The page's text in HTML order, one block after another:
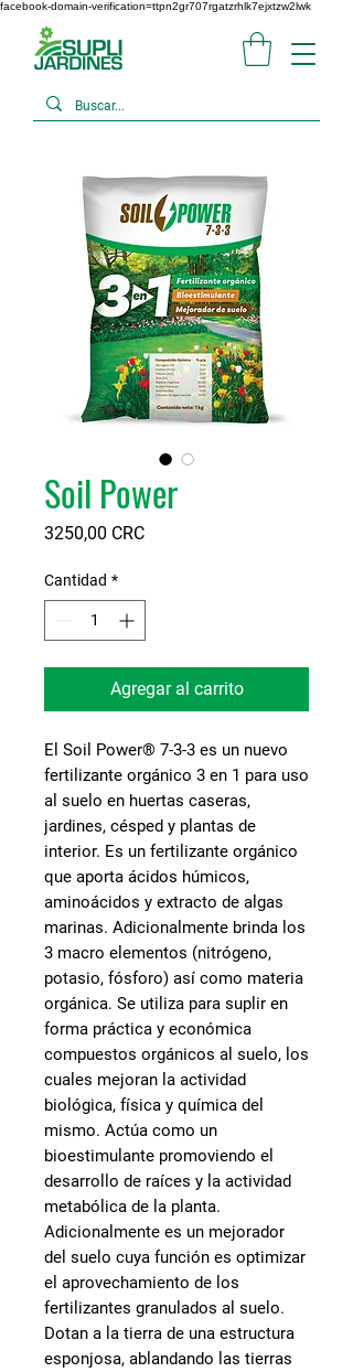
facebook-domain-verification=ttpn2gr707rgatzrhlk7ejxtzw2lwk
Soil Power
3250,00 CRCPrecio
Cantidad *
Agregar al carrito
El Soil Power® 7-3-3 es un nuevo
fertilizante orgánico 3 en 1 para uso
al suelo en huertas caseras,
jardines, césped y plantas de
interior. Es un fertilizante orgánico
que aporta ácidos húmicos,
aminoácidos y extracto de algas
marinas. Adicionalmente brinda los
3 macro elementos (nitrógeno,
potasio, fósforo) así como materia
orgánica. Se utiliza para suplir en
forma práctica y económica
compuestos orgánicos al suelo, los
cuales mejoran la actividad
biológica, física y química del
mismo. Actúa como un
bioestimulante promoviendo el
desarrollo de raíces y la actividad
metabólica de la planta.
Adicionalmente es un mejorador
del suelo cuya función es optimizar
el aprovechamiento de los
fertilizantes granulados al suelo.
Dotan a la tierra de una estructura
esponjosa, ablandando las tierras